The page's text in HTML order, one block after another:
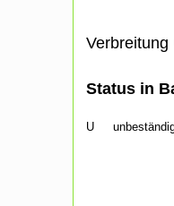
Verbreitung
Status in
U